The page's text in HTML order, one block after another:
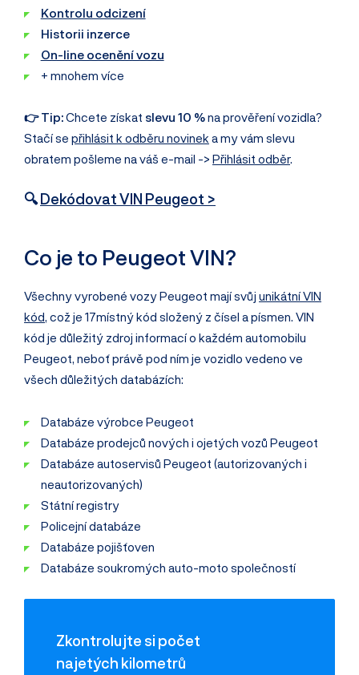
Kontrolu odcizení
Historii inzerce
On-line ocenění vozu
+ mnohem více
👉 Tip:Chcete získat slevu 10 %na prověření vozidla?
Stačí se přihlásit k odběru novinek a my vám slevu
obratem pošleme na váš e-mail -> Přihlásit odběr.
🔍Dekódovat VIN Peugeot >
Co je to Peugeot VIN?
Všechny vyrobené vozy Peugeot mají svůj unikátní VIN
kód, což je 17místný kód složený z čísel a písmen. VIN
kód je důležitý zdroj informací o každém automobilu
Peugeot, neboť právě pod ním je vozidlo vedeno ve
všech důležitých databázích:
Databáze výrobce Peugeot
Databáze prodejců nových i ojetých vozů Peugeot
Databáze autoservisů Peugeot (autorizovaných i
neautorizovaných)
Státní registry
Policejní databáze
Databáze pojišťoven
Databáze soukromých auto-moto společností
Zkontrolujte si počet
najetých kilometrů